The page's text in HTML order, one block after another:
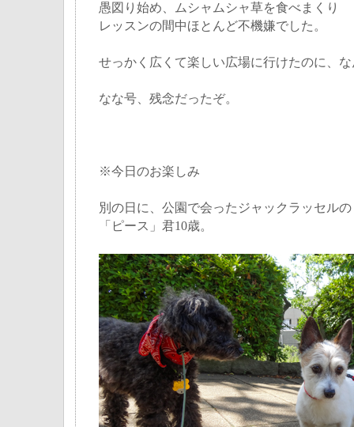
愚図り始め、ムシャムシャ草を食べまくり
レッスンの間中ほとんど不機嫌でした。
せっかく広くて楽しい広場に行けたのに、
なな号、残念だったぞ。
※今日のお楽しみ
別の日に、公園で会ったジャックラッセルの
「ピース」君10歳。